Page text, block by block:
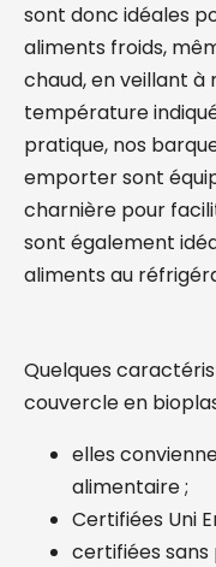
sont donc idéales
aliments froids,
chaud, en veillant à
température
pratique, nos
emporter sont
charnière pour
sont également
aliments au
Quelques
couvercle en
elles
alimentaire ;
Certifiées Uni
certifiées sans